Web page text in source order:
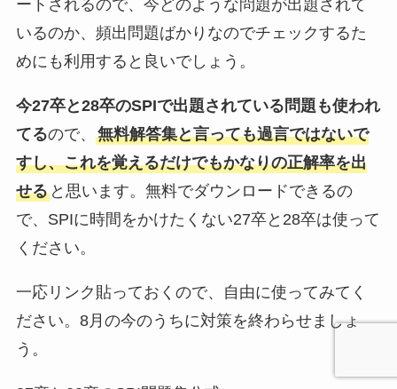
ートされるので、今どのような問題が出題されて
いるのか、頻出問題ばかりなのでチェックするた
めにも利用すると良いでしょう。
今27卒と28卒のSPIで出題されている問題も使われ
てるので、 無料解答集と言っても過言ではないで
すし、これを覚えるだけでもかなりの正解率を出
せると思います。無料でダウンロードできるの
で、SPIに時間をかけたくない27卒と28卒は使って
ください。
一応リンク貼っておくので、自由に使ってみてく
ださい。8月の今のうちに対策を終わらせましょ
う。